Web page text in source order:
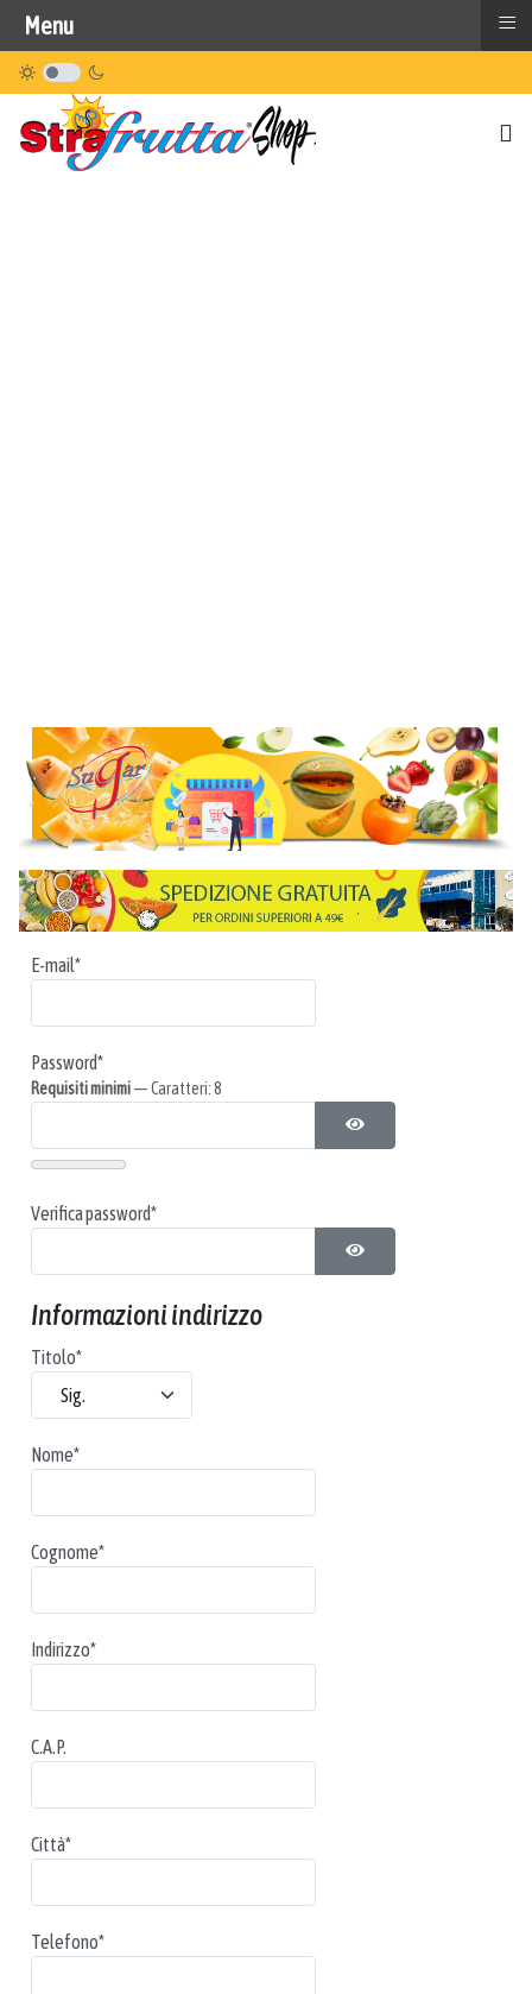
E-mail*
Password*
Requisiti minimi— Caratteri: 8
MOSTRA PASSWORD
Verifica password*
MOSTRA PASSWORD
Informazioni indirizzo
Titolo*
Nome*
Cognome*
Indirizzo*
C.A.P.
Città*
Telefono*
Menu ≡